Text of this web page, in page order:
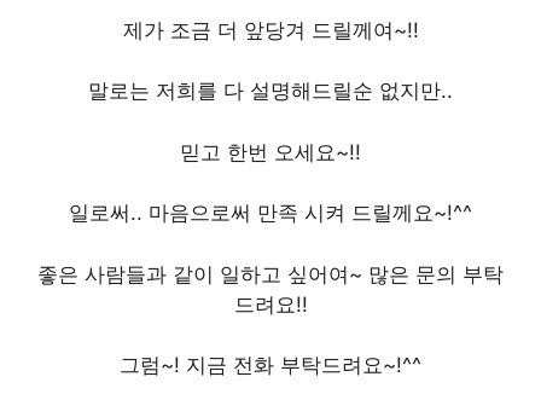
제가 조금 더 앞당겨 드릴께여~!!
말로는 저희를 다 설명해드릴순 없지만..
믿고 한번 오세요~!!
일로써.. 마음으로써 만족 시켜 드릴께요~!^^
좋은 사람들과 같이 일하고 싶어여~ 많은 문의 부탁
드려요!!
그럼~! 지금 전화 부탁드려요~!^^